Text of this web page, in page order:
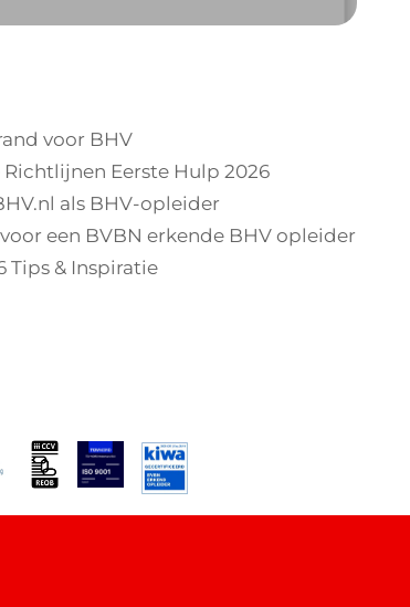
voor BHV
Eerste Hulp 2026
als BHV-opleider
voor een BVBN erkende BHV opleider
Tips & Inspiratie